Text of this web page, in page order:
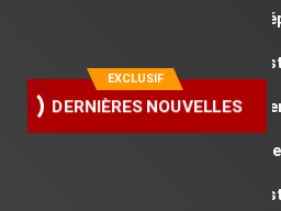
EXCLUSIF
DERNIÈRES NOUVELLES
Ces
Où est
Ces
Où est